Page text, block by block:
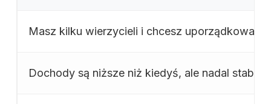
Masz kilku wierzycieli i chcesz uporządkować
Dochody są niższe niż kiedyś, ale nadal